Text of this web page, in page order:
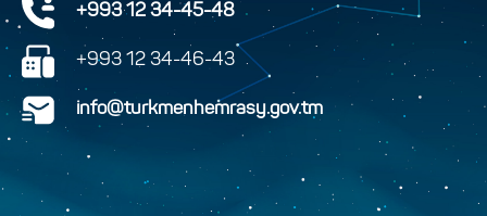
+993 12 34-45-48
+993 12 34-46-43
info@turkmenhemrasy.gov.tm